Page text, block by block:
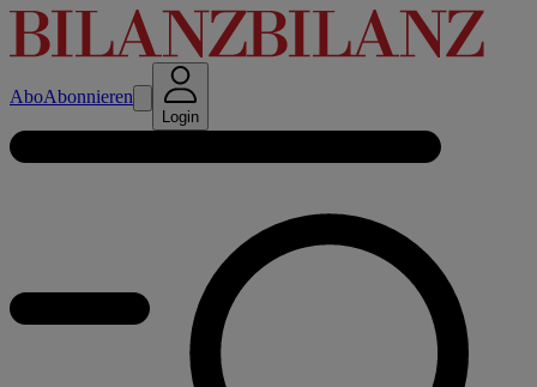
AboAbonnieren
Login